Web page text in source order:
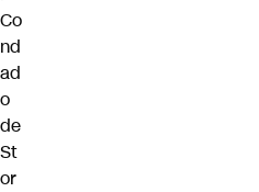
Co
nd
ad
o
de
St
or